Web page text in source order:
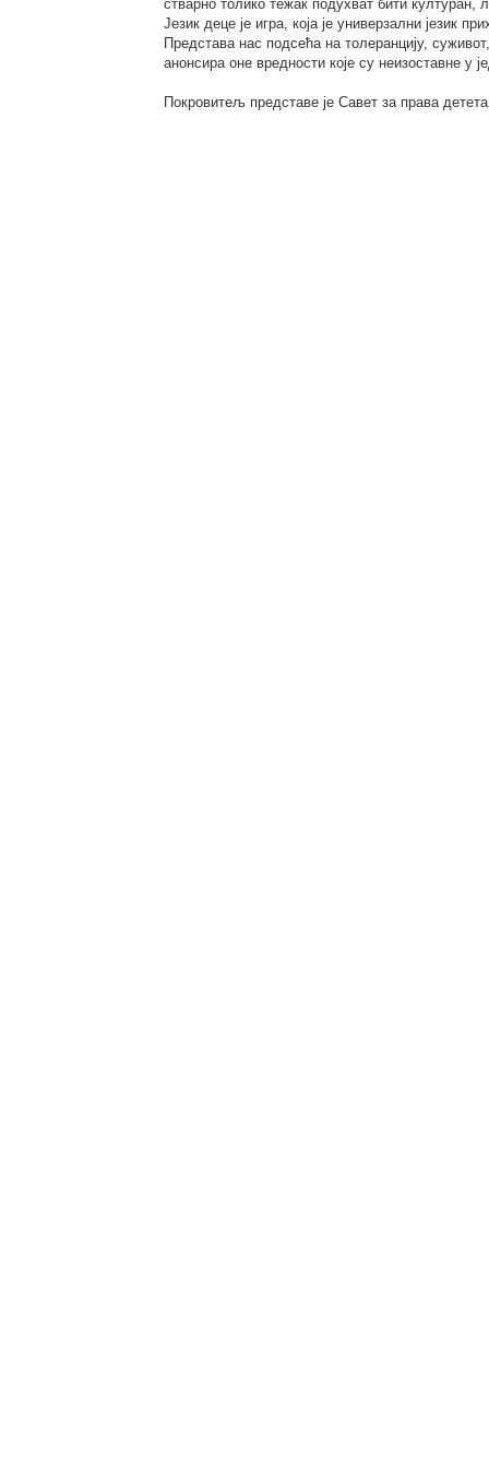
стварно толико тежак подухват бити културан,
Језик деце је игра, која је универзални језик
Представа нас подсећа на толеранцију,
анонсира оне вредности које су неизоставне у
Покровитељ представе је Савет за права